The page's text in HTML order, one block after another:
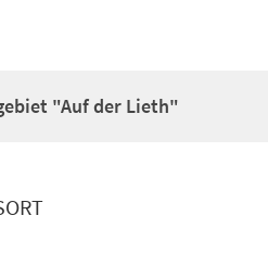
"Auf der Lieth"